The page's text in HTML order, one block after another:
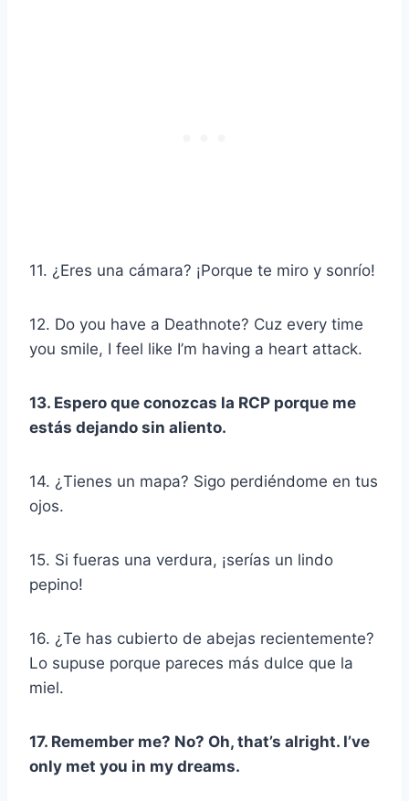
11. ¿Eres una cámara? ¡Porque te miro y sonrío!
12. Do you have a Deathnote? Cuz every time
you smile, I feel like I’m having a heart attack.
13. Espero que conozcas la RCP porque me
estás dejando sin aliento.
14. ¿Tienes un mapa? Sigo perdiéndome en tus
ojos.
15. Si fueras una verdura, ¡serías un lindo
pepino!
16. ¿Te has cubierto de abejas recientemente?
Lo supuse porque pareces más dulce que la
miel.
17. Remember me? No? Oh, that’s alright. I’ve
only met you in my dreams.